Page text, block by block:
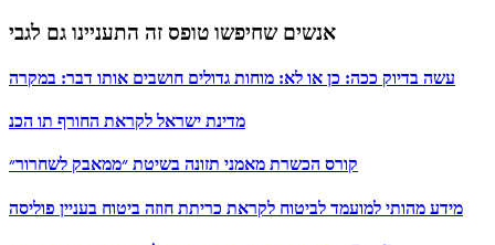
אנשים שחיפשו טופס זה התעניינו גם לגבי
עשה בדיוק ככה: כן או לא: מוחות גדולים חושבים אותו דבר: במקרה
מדינת ישראל לקראת החורף תו הכנ
קורס הכשרת מאמני תזונה בשיטת ״ממאבק לשחרור״
מידע מהותי למועמד לביטוח לקראת כריתת חוזה ביטוח בעניין פוליסה